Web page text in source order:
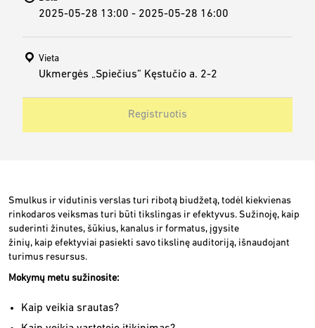
2025-05-28 13:00 - 2025-05-28 16:00
Vieta
Ukmergės „Spiečius” Kęstučio a. 2-2
Registruotis
Smulkus ir vidutinis verslas turi ribotą biudžetą, todėl kiekvienas
rinkodaros veiksmas turi būti tikslingas ir efektyvus. Sužinoję, kaip
suderinti žinutes, šūkius, kanalus ir formatus, įgysite
žinių, kaip efektyviai pasiekti savo tikslinę auditoriją, išnaudojant
turimus resursus.
Mokymų metu sužinosite:
Kaip veikia srautas?